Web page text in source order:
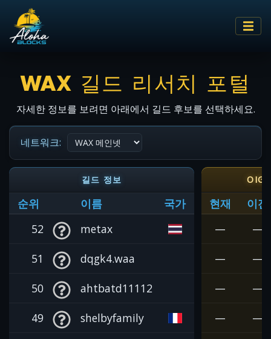
WAX 길드 리서치 포털
자세한 정보를 보려면 아래에서 길드 후보를 선택하세요.
네트워크:
길드 정보 OIG
순위 이름 국가 현재
이전
52
metax — —
51 dqgk4.waa — —
50 ahtbatd11112 — —
49 shelbyfamily — —